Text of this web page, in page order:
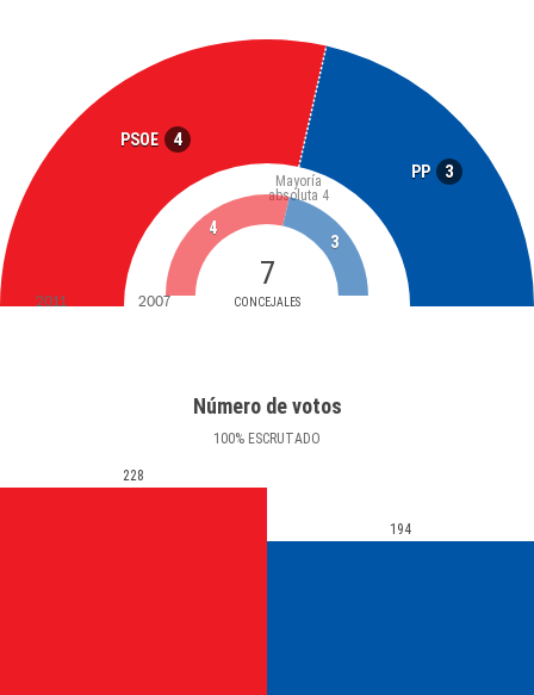
PSOE 4
PP 3
7
CONCEJALES
Mayoría
absoluta 4
4
3
2011 2007
Número de votos
100% ESCRUTADO
228
194